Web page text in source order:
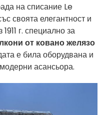
на списание Le
своята елегантност и
г. специално за
от ковано желязо
е била оборудвана и
асансьора.